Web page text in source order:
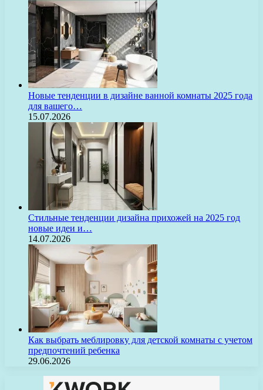
Новые тенденции в дизайне ванной комнаты 2025 года
для вашего…
15.07.2026
Стильные тенденции дизайна прихожей на 2025 год
новые идеи и…
14.07.2026
Как выбрать меблировку для детской комнаты с учетом
предпочтений ребенка
29.06.2026